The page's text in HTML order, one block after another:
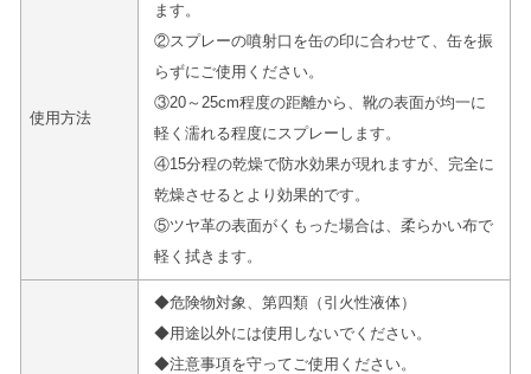
使用方法
ます。
②スプレーの噴射口を缶の印に合わせて、缶を振
らずにご使用ください。
③20～25cm程度の距離から、靴の表面が均一に
軽く濡れる程度にスプレーします。
④15分程の乾燥で防水効果が現れますが、完全に
乾燥させるとより効果的です。
⑤ツヤ革の表面がくもった場合は、柔らかい布で
軽く拭きます。
◆危険物対象、第四類（引火性液体）
◆用途以外には使用しないでください。
◆注意事項を守ってご使用ください。